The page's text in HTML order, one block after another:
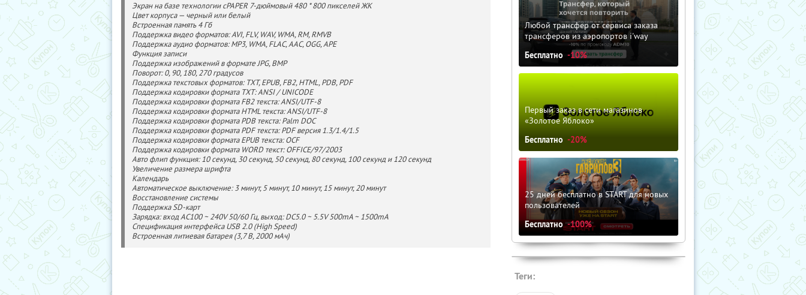
Экран на базе технологии cPAPER 7-дюймовый 480 * 800 пикселей ЖК
Цвет корпуса — черный или белый
Встроенная память 4 Гб
Поддержка видео форматов: AVI, FLV, WAV, WMA, RM, RMVB
Поддержка аудио форматов: MP3, WMA, FLAC, AAC, OGG, APE
Функция записи
Поддержка изображений в формате JPG, BMP
Поворот: 0, 90, 180, 270 градусов
Поддержка текстовых форматов: TXT, EPUB, FB2, HTML, PDB, PDF
Поддержка кодировки формата TXT: ANSI / UNICODE
Поддержка кодировки формата FB2 текста: ANSI/UTF-8
Поддержка кодировки формата HTML текста: ANSI/UTF-8
Поддержка кодировки формата PDB текста: Palm DOC
Поддержка кодировки формата PDF текста: PDF версия 1.3/1.4/1.5
Поддержка кодировки формата EPUB текста: OCF
Поддержка кодировки формата WORD текст: OFFICE/97/2003
Авто флип функция: 10 секунд, 30 секунд, 50 секунд, 80 секунд, 100 секунд и 120 секунд
Увеличение размера шрифта
Календарь
Автоматическое выключение: 3 минут, 5 минут, 10 минут, 15 минут, 20 минут
Восстановление системы
Поддержка SD-карт
Зарядка: вход AC100 ~ 240V 50/60 Гц, выход: DC5.0 ~ 5.5V 500mA ~ 1500mA
Спецификация интерфейса USB 2.0 (High Speed)
Встроенная литиевая батарея (3,7 В, 2000 мАч)
Любой трансфер от сервиса заказа
трансферов из аэропортов i'way
Бесплатно -10%
Первый заказ в сети магазинов
«Золотое Яблоко»
Бесплатно -20%
25 дней бесплатно в START для новых
пользователей
Бесплатно -100%
Теги: